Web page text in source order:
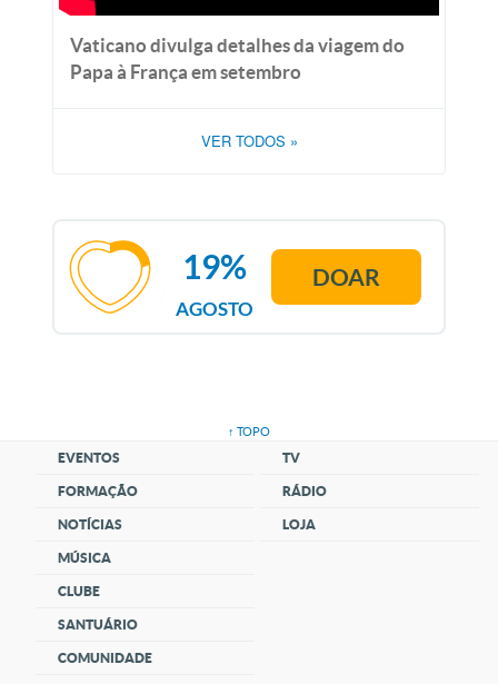
Vaticano divulga detalhes da viagem do
Papa à França em setembro
VER TODOS »
AGOSTO
19% DOAR
↑ TOPO
EVENTOS
FORMAÇÃO
NOTÍCIAS
MÚSICA
CLUBE
SANTUÁRIO
COMUNIDADE
TV
RÁDIO
LOJA